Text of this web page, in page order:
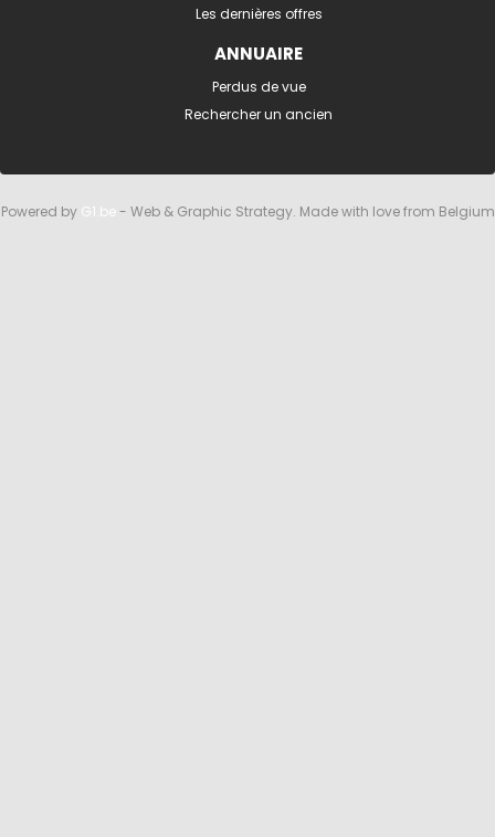
Les dernières offres
ANNUAIRE
Perdus de vue
Rechercher un ancien
Powered by G1.be- Web & Graphic Strategy. Made with love from Belgium